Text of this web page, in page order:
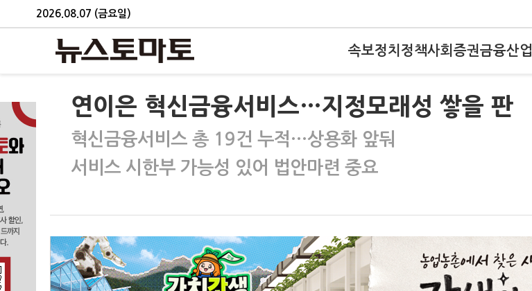
2026.08.07 (금요일)
속보정치 정책사회 증권금융산업
연이은 혁신금융서비스…지정모래성 쌓을 판
혁신금융서비스 총 19건 누적…상용화 앞둬
서비스 시한부 가능성 있어 법안마련 중요